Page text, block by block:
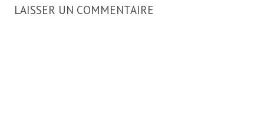
LAISSER UN COMMENTAIRE